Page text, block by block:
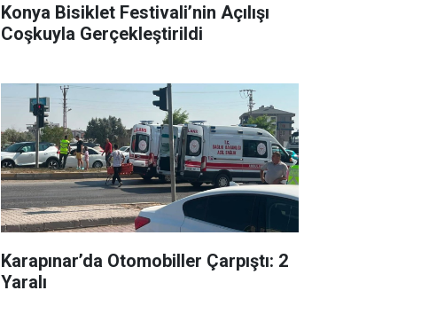
Konya Bisiklet Festivali’nin Açılışı
Coşkuyla Gerçekleştirildi
Karapınar’da Otomobiller Çarpıştı: 2
Yaralı